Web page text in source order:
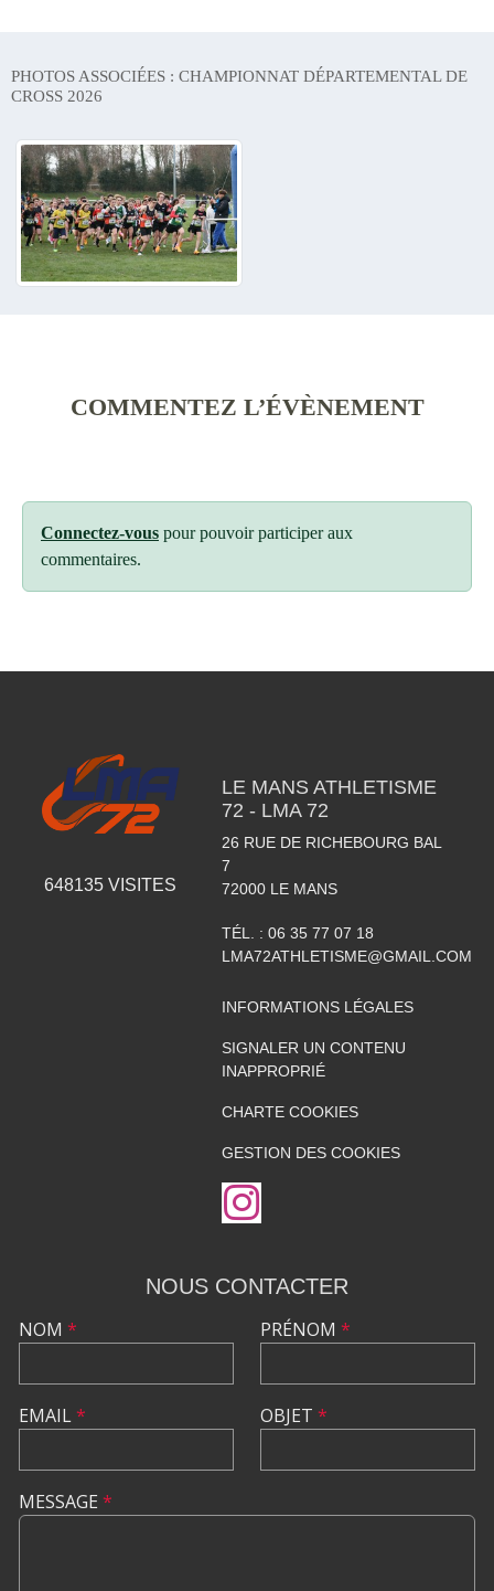
PHOTOS ASSOCIÉES : CHAMPIONNAT DÉPARTEMENTAL DE
CROSS 2026
COMMENTEZ L’ÉVÈNEMENT
Connectez-vous pour pouvoir participer aux
commentaires.
648135 VISITES
LE MANS ATHLETISME
72 - LMA 72
26 RUE DE RICHEBOURG BAL
7
72000 LE MANS
TÉL. : 06 35 77 07 18
LMA72ATHLETISME@GMAIL.COM
INFORMATIONS LÉGALES
SIGNALER UN CONTENU
INAPPROPRIÉ
CHARTE COOKIES
GESTION DES COOKIES
NOUS CONTACTER
NOM *
EMAIL*
PRÉNOM *
OBJET *
MESSAGE *